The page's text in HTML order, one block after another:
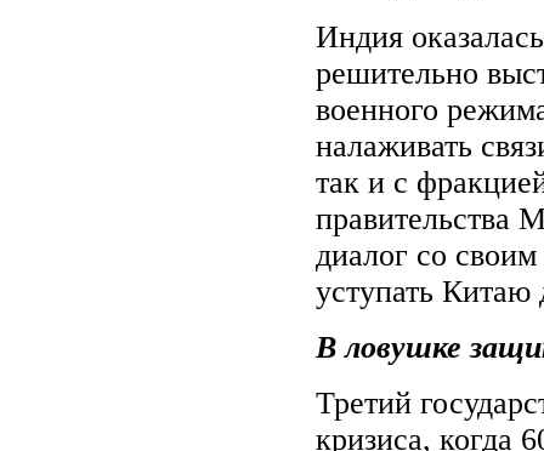
Индия
решительно
военного
налаживать
так и с
правительства
диалог со
уступать
В ловушке
Третий
кризиса, когда